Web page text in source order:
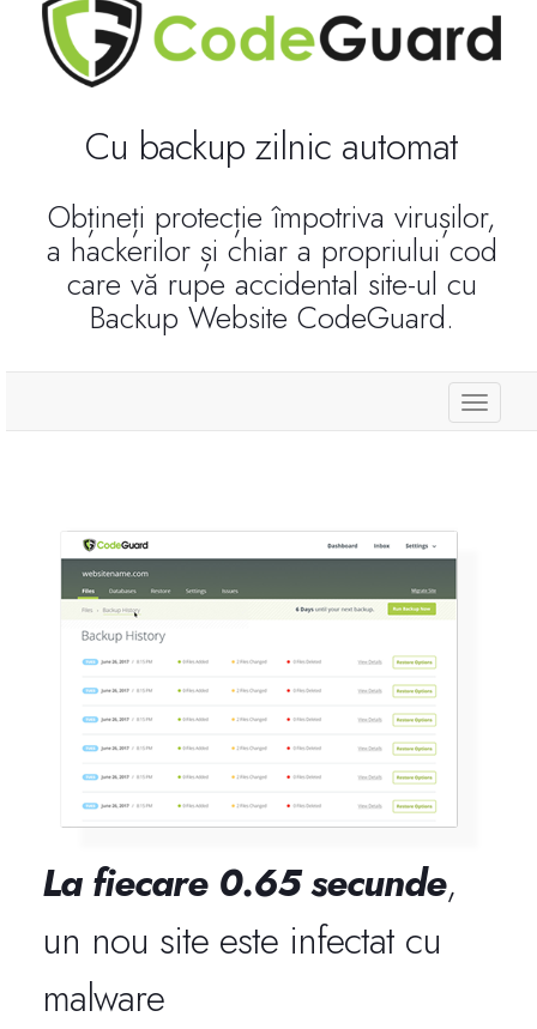
Reseller Radio SonicPanel SHOUTcast
Servere VDS VPS
Servere VPS
Servere Metin2
Licente cPanel WHM
Licente WHMCS
Licente WHMSonic
Licente WHMXtra
Servere Dedicate
Cu backup zilnic automat
Obțineți protecție împotriva virușilor,
a hackerilor și chiar a propriului cod
care vă rupe accidental site-ul cu
Backup Website CodeGuard.
La fiecare 0.65 secunde,
un nou site este infectat cu
malware